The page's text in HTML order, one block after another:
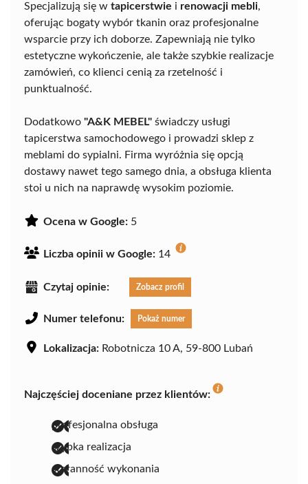
Specjalizują się w tapicerstwie i renowacji mebli,
oferując bogaty wybór tkanin oraz profesjonalne
wsparcie przy ich doborze. Zapewniają nie tylko
estetyczne wykończenie, ale także szybkie realizacje
zamówień, co klienci cenią za rzetelność i
punktualność.
Dodatkowo "A&K MEBEL" świadczy usługi
tapicerstwa samochodowego i prowadzi sklep z
meblami do sypialni. Firma wyróżnia się opcją
dostawy nawet tego samego dnia, a obsługa klienta
stoi u nich na naprawdę wysokim poziomie.
Ocena w Google: 5
Liczba opinii w Google: 14
Czytaj opinie: Zobacz profil
Numer telefonu: Pokaż numer
Lokalizacja: Robotnicza 10 A, 59-800 Lubań
Najczęściej doceniane przez klientów:
profesjonalna obsługa
szybka realizacja
staranność wykonania